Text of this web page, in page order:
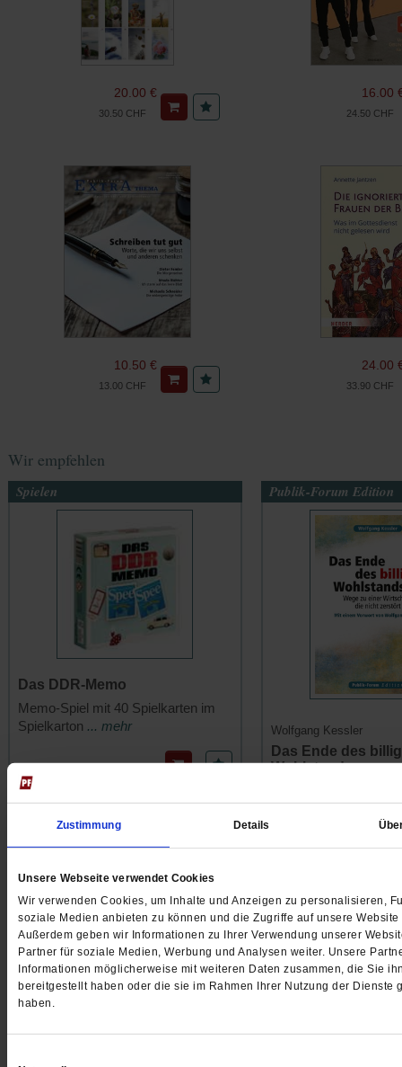
Zustimmung Details
Unsere Webseite verwendet Cookies
Wir verwenden Cookies, um Inhalte und Anzeigen zu personalisieren,
soziale Medien anbieten zu können und die Zugriffe auf unsere
Außerdem geben wir Informationen zu Ihrer Verwendung unserer
Partner für soziale Medien, Werbung und Analysen weiter. Unsere
Informationen möglicherweise mit weiteren Daten zusammen, die Sie
bereitgestellt haben oder die sie im Rahmen Ihrer Nutzung der Dienste
haben.
20.00 €
30.50 CHF
16.00
24.50 CHF
10.50 €
13.00 CHF
24.00
33.90 CHF
Wir empfehlen
Spielen
Das DDR-Memo
Memo-Spiel mit 40 Spielkarten im
Spielkarton ... mehr
Publik-Forum Edition
Wolfgang Kessler
Das Ende des
Wohlstands
zerstört... mehr
22.90
/
16.00 €
Eugen Drewermann